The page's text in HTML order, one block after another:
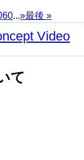
60...»最後 »
Video
て